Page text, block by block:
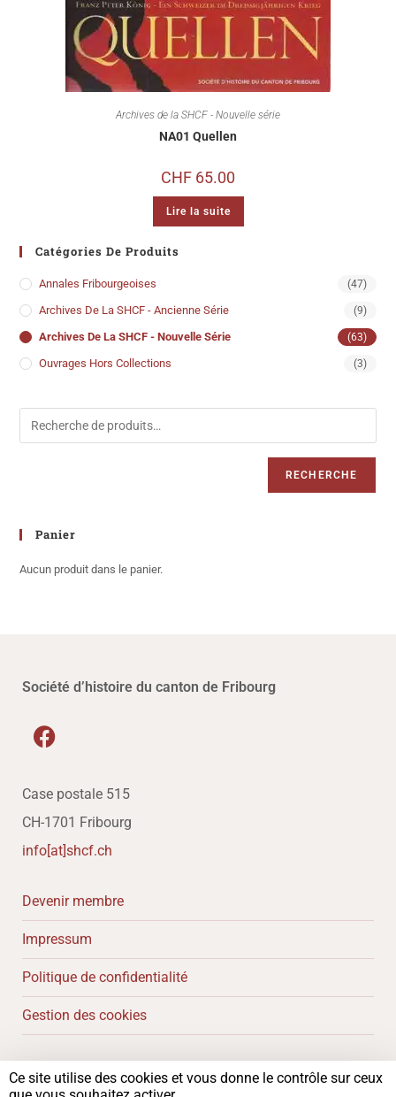
Archives de la SHCF - Nouvelle série
NA01 Quellen
CHF 65.00
Lire la suite
Catégories De Produits
Annales Fribourgeoises (47)
Archives De La SHCF - Ancienne Série (9)
Archives De La SHCF - Nouvelle Série (63)
Ouvrages Hors Collections (3)
RECHERCHE
Panier
Aucun produit dans le panier.
Société d’histoire du canton de Fribourg
Case postale 515
CH-1701 Fribourg
info[at]shcf.ch
Devenir membre
Impressum
Politique de confidentialité
Gestion des cookies
Copyright 2024 – Société d’histoire du canton de Fribourg
Ce site utilise des cookies et vous donne le contrôle sur ceux